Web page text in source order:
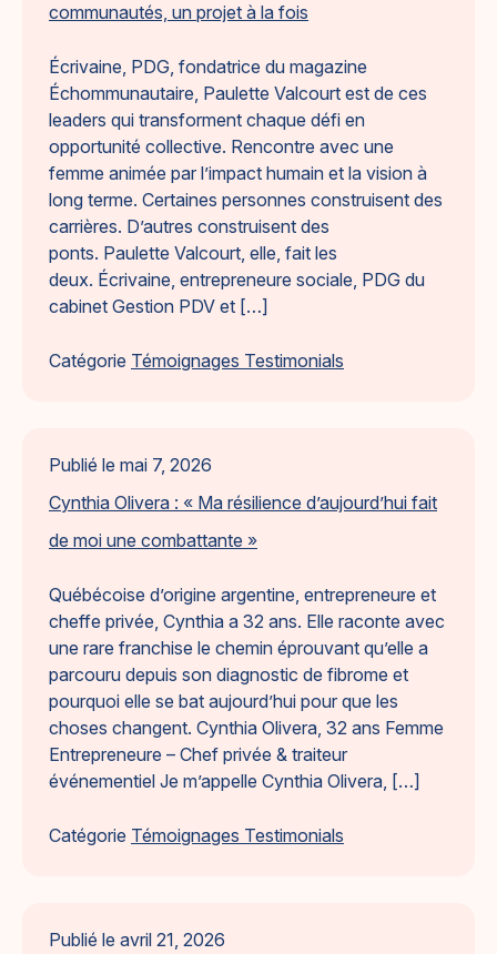
communautés, un projet à la fois
Écrivaine, PDG, fondatrice du magazine
Échommunautaire, Paulette Valcourt est de ces
leaders qui transforment chaque défi en
opportunité collective. Rencontre avec une
femme animée par l’impact humain et la vision à
long terme. Certaines personnes construisent des
carrières. D’autres construisent des
ponts. Paulette Valcourt, elle, fait les
deux. Écrivaine, entrepreneure sociale, PDG du
cabinet Gestion PDV et […]
Catégorie Témoignages Testimonials
Publié le mai 7, 2026
Cynthia Olivera : « Ma résilience d’aujourd’hui fait
de moi une combattante »
Québécoise d’origine argentine, entrepreneure et
cheffe privée, Cynthia a 32 ans. Elle raconte avec
une rare franchise le chemin éprouvant qu’elle a
parcouru depuis son diagnostic de fibrome et
pourquoi elle se bat aujourd’hui pour que les
choses changent. Cynthia Olivera, 32 ans Femme
Entrepreneure – Chef privée & traiteur
événementiel Je m’appelle Cynthia Olivera, […]
Catégorie Témoignages Testimonials
Publié le avril 21, 2026